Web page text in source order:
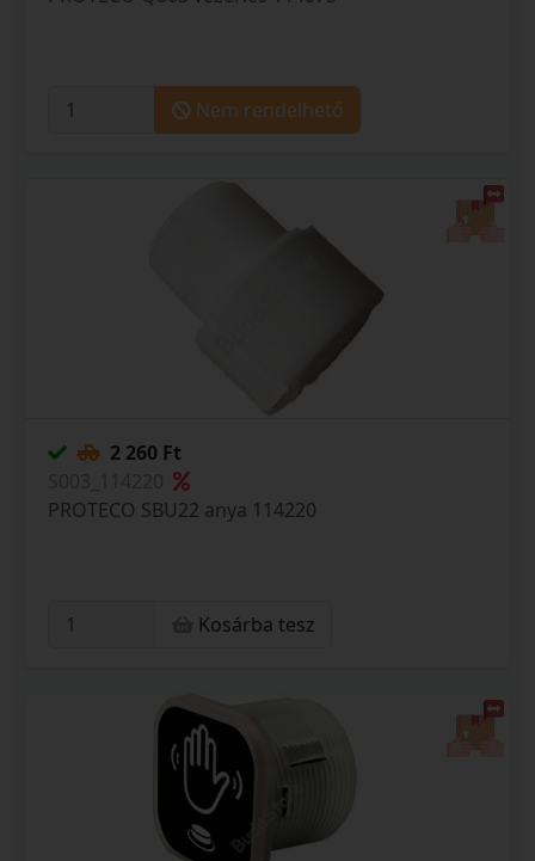
Nem rendelhető
2 260 Ft
PROTECO SBU22 anya 114220
Kosárba tesz